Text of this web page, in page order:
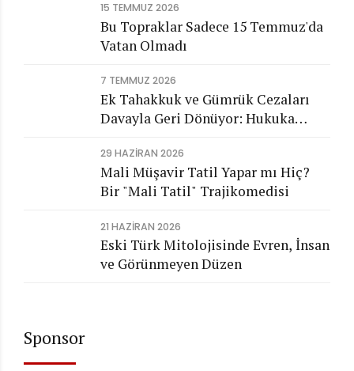
15 TEMMUZ 2026
Bu Topraklar Sadece 15 Temmuz'da
Vatan Olmadı
7 TEMMUZ 2026
Ek Tahakkuk ve Gümrük Cezaları
Davayla Geri Dönüyor: Hukuka
Görünmeyen Maliyeti
29 HAZIRAN 2026
Mali Müşavir Tatil Yapar mı Hiç?
Bir "Mali Tatil" Trajikomedisi
21 HAZIRAN 2026
Eski Türk Mitolojisinde Evren, İnsan
ve Görünmeyen Düzen
Sponsor